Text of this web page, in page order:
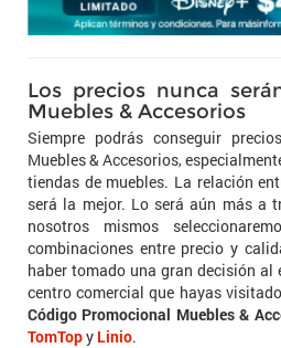
Los precios nunca
Muebles & Accesorios
Siempre podrás conseguir
Muebles & Accesorios,
tiendas de muebles. La relación
será la mejor. Lo será aún más a
nosotros mismos
combinaciones entre precio y
haber tomado una gran decisión al
centro comercial que hayas
Código Promocional Muebles &
TomTopy Linio.